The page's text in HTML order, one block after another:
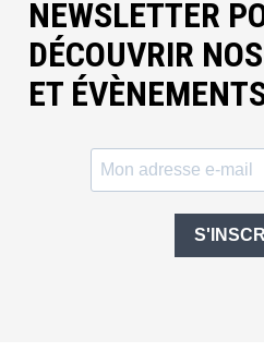
NEWSLETTER
DÉCOUVRIR
ET